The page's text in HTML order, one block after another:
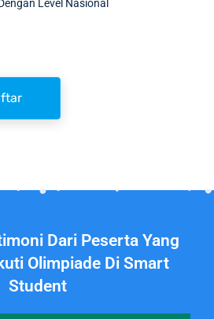
Level Nasional
Dari Peserta Yang
Olimpiade Di Smart
Student